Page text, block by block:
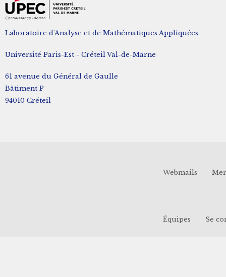
Laboratoire d'Analyse et de Mathématiques Appliquées
Université Paris-Est - Créteil Val-de-Marne
61 avenue du Général de Gaulle
Bâtiment P
94010 Créteil
Webmails
Équipes Se